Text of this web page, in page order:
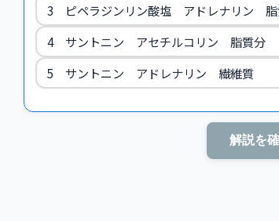
3 ピペラジンリン酸塩 アドレナリン 脂
4 サントニン アセチルコリン 脂質分
5 サントニン アドレナリン 繊維質
解説を